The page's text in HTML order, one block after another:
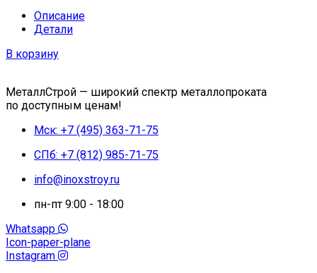
Описание
Детали
В корзину
МеталлСтрой — широкий спектр металлопроката
по доступным ценам!
Мск: +7 (495) 363-71-75
СПб: +7 (812) 985-71-75
info@inoxstroy.ru
пн-пт 9:00 - 18:00
Whatsapp
Icon-paper-plane
Instagram